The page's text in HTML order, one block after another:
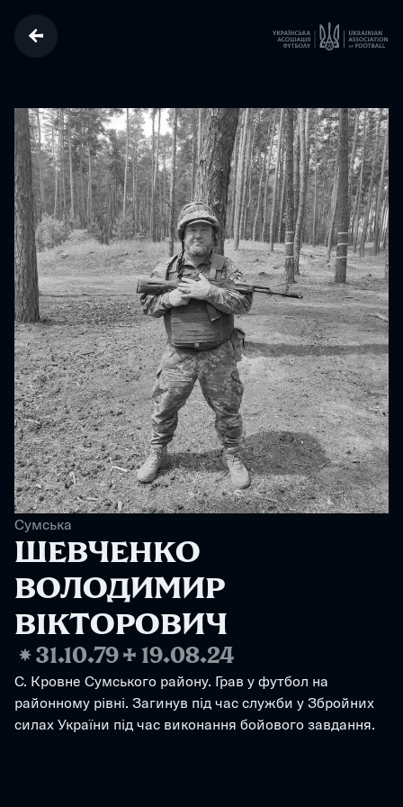
Сумська
ШЕВЧЕНКО
ВОЛОДИМИР
ВІКТОРОВИЧ
❋31.10.79✢ 19.08.24
С. Кровне Сумського району. Грав у футбол на
районному рівні. Загинув під час служби у Збройних
силах України під час виконання бойового завдання.